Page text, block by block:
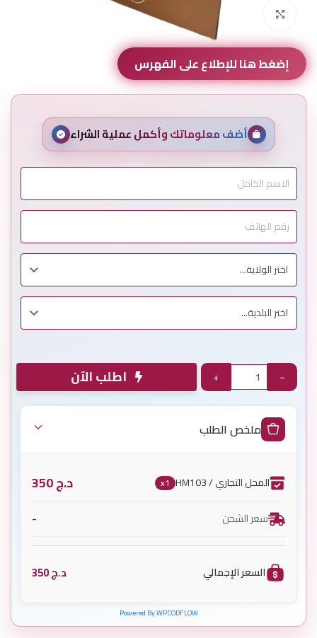
Click to enlarge
إضغط هنا للإطلاع على الفهرس
أضف معلوماتك وأكمل عملية الشراء
−
+ اطلب الآن
ملخص الطلب
المحل التجاري / HM103 x1 د.ج
سعر الشحن -
السعر الإجمالي د.ج
Powered By WPCODFLOW